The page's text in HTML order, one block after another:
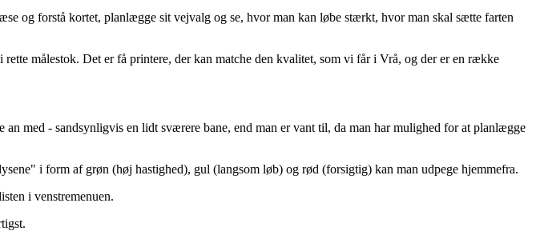
og forstå kortet, planlægge sit vejvalg og se, hvor man kan løbe stærkt, hvor man skal sætte farten
målestok. Det er få printere, der kan matche den kvalitet, som vi får i Vrå, og der er en række
med - sandsynligvis en lidt sværere bane, end man er vant til, da man har mulighed for at planlægge
i form af grøn (høj hastighed), gul (langsom løb) og rød (forsigtig) kan man udpege hjemmefra.
i venstremenuen.